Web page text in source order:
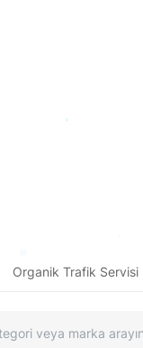
Organik Trafik Servisi